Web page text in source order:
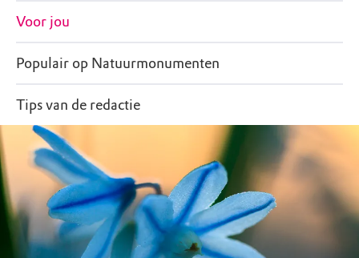
Voor jou
Populair op Natuurmonumenten
Tips van de redactie